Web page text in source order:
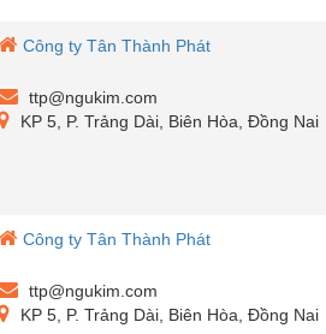
Công ty Tân Thành Phát
ttp@ngukim.com
KP 5, P. Trảng Dài, Biên Hòa, Đồng Nai
Công ty Tân Thành Phát
ttp@ngukim.com
KP 5, P. Trảng Dài, Biên Hòa, Đồng Nai